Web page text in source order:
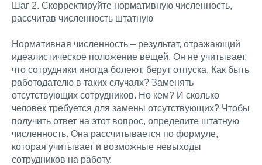
Шаг 2. Скорректируйте нормативную численность,
рассчитав численность штатную
Нормативная численность – результат, отражающий
идеалистическое положение вещей. Он не учитывает,
что сотрудники иногда болеют, берут отпуска. Как быть
работодателю в таких случаях? Заменять
отсутствующих сотрудников. Но кем? И сколько
человек требуется для замены отсутствующих? Чтобы
получить ответ на этот вопрос, определите штатную
численность. Она рассчитывается по формуле,
которая учитывает и возможные невыходы
сотрудников на работу.